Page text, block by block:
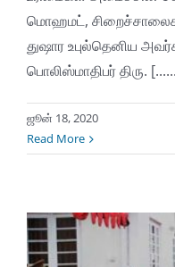
மொஹமட்,
துஷார உபுல்தெனிய
பொலிஸ்மாதிபர் திரு.
ஜூன் 18, 2020
Read More